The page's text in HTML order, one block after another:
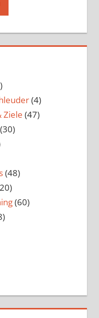
(4)
Ziele (47)
(48)
(60)